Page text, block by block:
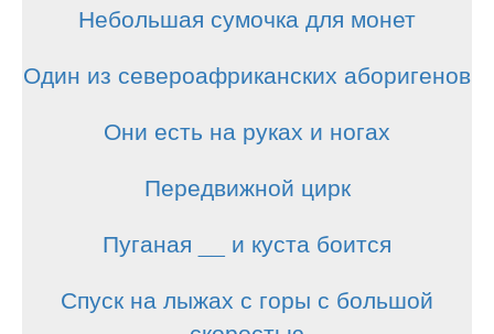
Небольшая сумочка для монет
Один из североафриканских аборигенов
Они есть на руках и ногах
Передвижной цирк
Пуганая __ и куста боится
Спуск на лыжах с горы с большой